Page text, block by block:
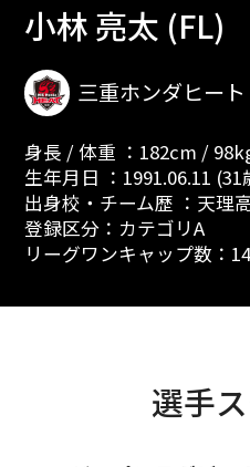
小林 亮太 (FL)
三重ホンダヒート
身長 / 体重 ：182cm /
生年月日 ：1991.06.11 (31
出身校・チーム歴 ：天理
登録区分：カテゴリA
リーグワンキャップ数：14
選手